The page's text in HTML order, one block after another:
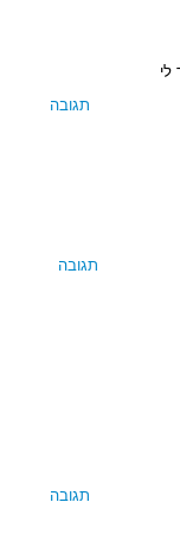
תגובה
תגובה
תגובה